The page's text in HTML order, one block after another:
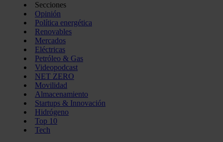
Secciones
Opinión
Política energética
Renovables
Mercados
Eléctricas
Petróleo & Gas
Videopodcast
NET ZERO
Movilidad
Almacenamiento
Startups & Innovación
Hidrógeno
Top 10
Tech